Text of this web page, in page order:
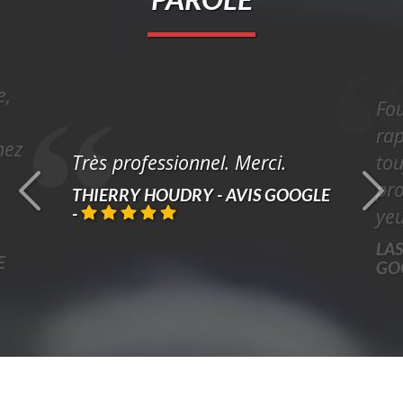
Très professionnel. Merci.
THIERRY HOUDRY - AVIS GOOGLE
-